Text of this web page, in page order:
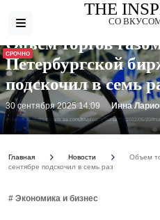
THE
СО
СРОЧНО
Фото: https://cdnuploads.aa.com.tr/uploads/Contents/2022/05/20/
Объем торгов
Петербургской
подскочил в семь
30 сентября 2025 14:09 Инна
Главная Новости
Объем
сентябре подскочил в семь раз
# Экономика и бизнес